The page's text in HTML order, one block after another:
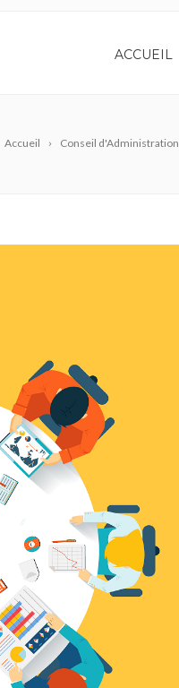
ACCUEIL
Accueil Conseil d'Administration